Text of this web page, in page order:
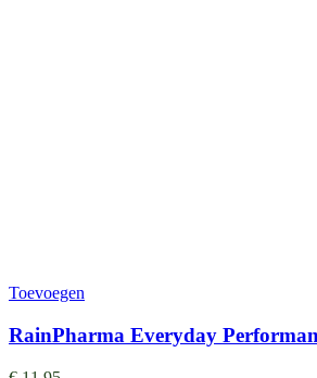
Toevoegen
RainPharma Everyday